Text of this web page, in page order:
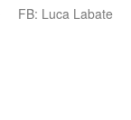
FB: Luca Labate